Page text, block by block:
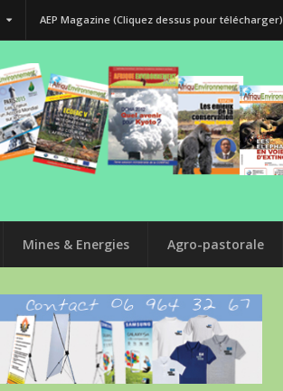
AEP Magazine (Cliquez dessus pour télécharger)
Mines & Energies Agro-pastorale